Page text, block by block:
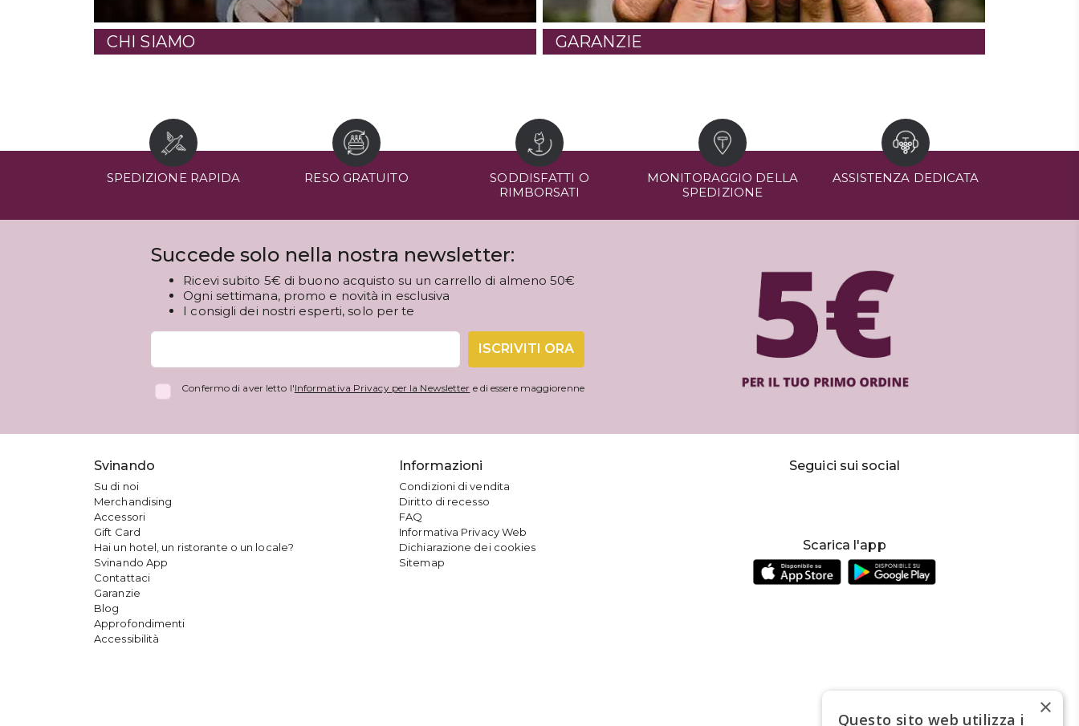
CHI SIAMO GARANZIE
SPEDIZIONE RAPIDA RESO GRATUITO
SODDISFATTI O
RIMBORSATI
MONITORAGGIO DELLA
SPEDIZIONE
ASSISTENZA DEDICATA
Succede solo nella nostra newsletter:
Ricevi subito 5€ di buono acquisto su un carrello di almeno 50€
Ogni settimana, promo e novità in esclusiva
I consigli dei nostri esperti, solo per te
ISCRIVITI ORA
Confermo di aver letto l'Informativa Privacy per la Newsletter e di essere maggiorenne
Svinando
Su di noi
Merchandising
Accessori
Gift Card
Hai un hotel, un ristorante o un locale?
Svinando App
Contattaci
Garanzie
Blog
Approfondimenti
Accessibilità
Informazioni
Condizioni di vendita
Diritto di recesso
FAQ
Informativa Privacy Web
Dichiarazione dei cookies
Sitemap
Seguici sui social
Scarica l'app
×
Questo sito web utilizza i